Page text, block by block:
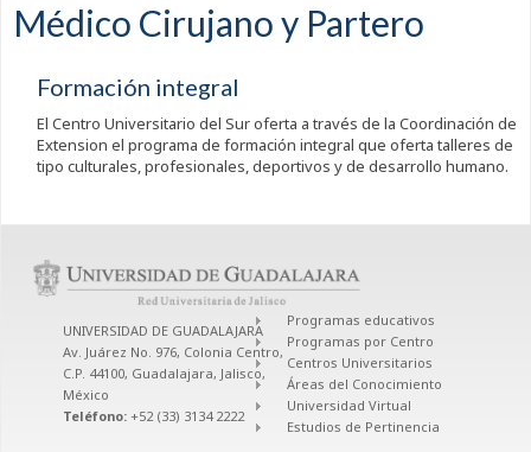
Médico Cirujano y Partero
Formación integral
El Centro Universitario del Sur oferta a través de la Coordinación de
Extension el programa de formación integral que oferta talleres de
tipo culturales, profesionales, deportivos y de desarrollo humano.
UNIVERSIDAD DE GUADALAJARA
Av. Juárez No. 976, Colonia Centro,
C.P. 44100, Guadalajara, Jalisco,
México
Teléfono: +52 (33) 3134 2222
Programas educativos
Programas por Centro
Centros Universitarios
Áreas del Conocimiento
Universidad Virtual
Estudios de Pertinencia